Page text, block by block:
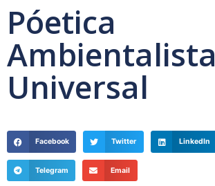
Póetica
Ambientalista
Universal
Facebook Twitter LinkedIn
Telegram Email